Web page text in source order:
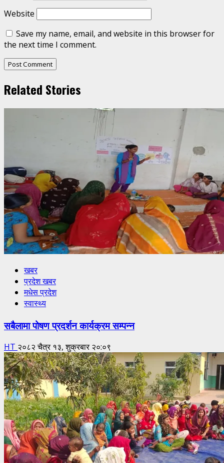
Website
Save my name, email, and website in this browser for
the next time I comment.
Related Stories
खबर
प्रदेश खबर
मधेस प्रदेश
स्वास्थ्य
सबैलामा पोषण प्रदर्शन कार्यक्रम सम्पन्न
HT २०८२ चैत्र १३, शुक्रबार २०:०९